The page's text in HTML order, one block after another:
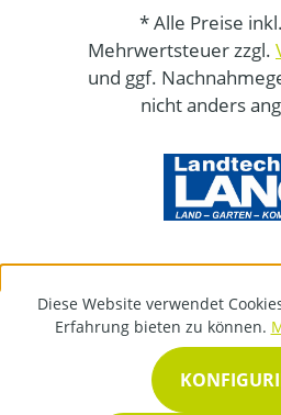
* Alle Preise
Mehrwertsteuer zzgl.
und ggf.
nicht anders
Diese Website verwendet
Erfahrung bieten zu können.